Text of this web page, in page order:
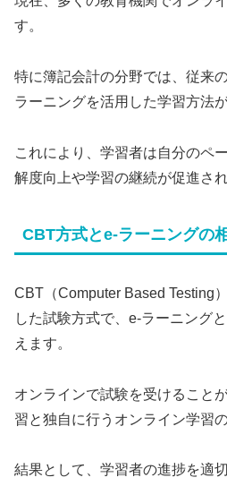
す。
特に簿記会計の分野では、従来
ラーニングを活用した学習方法
これにより、学習者は自分のペ
解度向上や学習の継続が促進され
CBT方式とe-ラーニングの
CBT（Computer Based Testing
した試験方式で、e-ラーニング
えます。
オンラインで試験を受けること
習と独自に行うオンライン学習
結果として、学習者の進捗を適